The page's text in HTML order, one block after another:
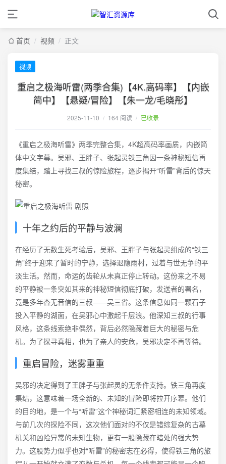
首页 / 视频 / 正文
视频
重启之极海听雷(两季合集)【4K.高码率】【内嵌
简中】【悬疑/冒险】【朱一龙/毛晓彤】
2025-11-10 / 164 阅读 / 已收录
《重启之极海听雷》两季完整合集，4K超高码率画质，内嵌简
体中文字幕。吴邪、王胖子、张起灵铁三角因一条神秘短信再
度集结，踏上寻找三叔的惊险旅程，逐步揭开“听雷”背后的惊天
秘密。
十年之约后的平静与波澜
在经历了无数生死考验后，吴邪、王胖子与张起灵组成的“铁三
角”终于迎来了暂时的宁静，选择退隐雨村，过着与世无争的平
淡生活。然而，命运的齿轮从未真正停止转动。这份来之不易
的平静被一条突如其来的神秘短信彻底打破，发送者的署名，
竟是多年杳无音信的三叔——吴三省。这条信息如同一颗石子
投入平静的湖面，在吴邪心中激起千层浪。他深知三叔的行事
风格，这条线索绝非偶然，背后必然隐藏着巨大的秘密与危
机。为了探寻真相，也为了亲人的安危，吴邪决定不再等待。
重启冒险，迷雾重重
吴邪的决定得到了王胖子与张起灵的无条件支持。铁三角再度
集结，这意味着一场全新的、未知的冒险即将拉开序幕。他们
的目的地，是一个与“听雷”这个神秘词汇紧密相连的未知领域。
与前几次的探险不同，这次他们面对的不仅是错综复杂的古墓
机关和凶险异常的未知生物，更有一股隐藏在暗处的强大势
力。这股势力似乎也对“听雷”的秘密志在必得，使得铁三角的旅